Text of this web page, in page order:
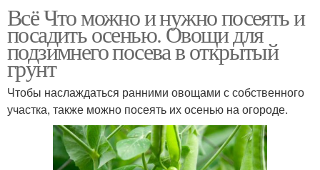
Всё Что можно и нужно посеять и
посадить осенью. Овощи для
подзимнего посева в открытый
грунт
Чтобы наслаждаться ранними овощами с собственного
участка, также можно посеять их осенью на огороде.